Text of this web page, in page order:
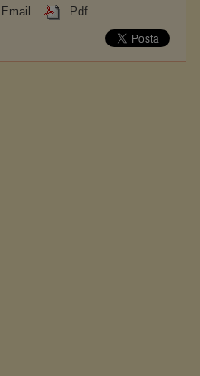
Email Pdf